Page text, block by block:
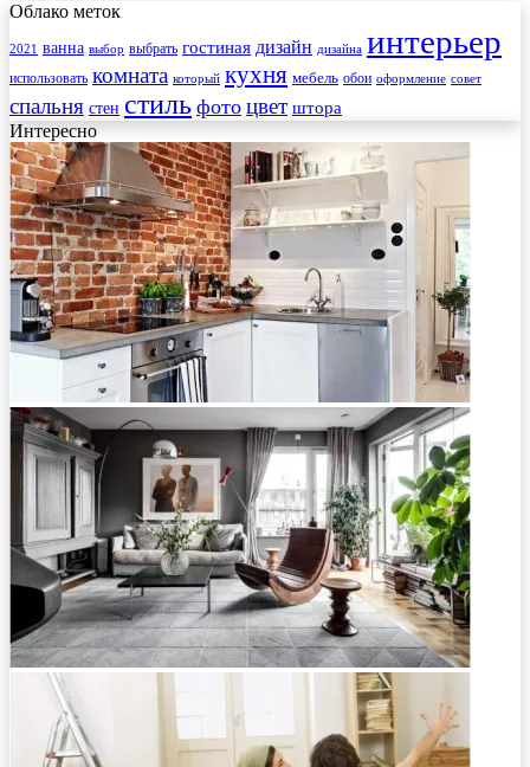
Облако меток
2021 ванна выбор выбрать гостиная дизайн дизайна интерьер
использовать комната который кухня мебель обои оформление совет
спальня стен стиль фото цвет штора
Интересно